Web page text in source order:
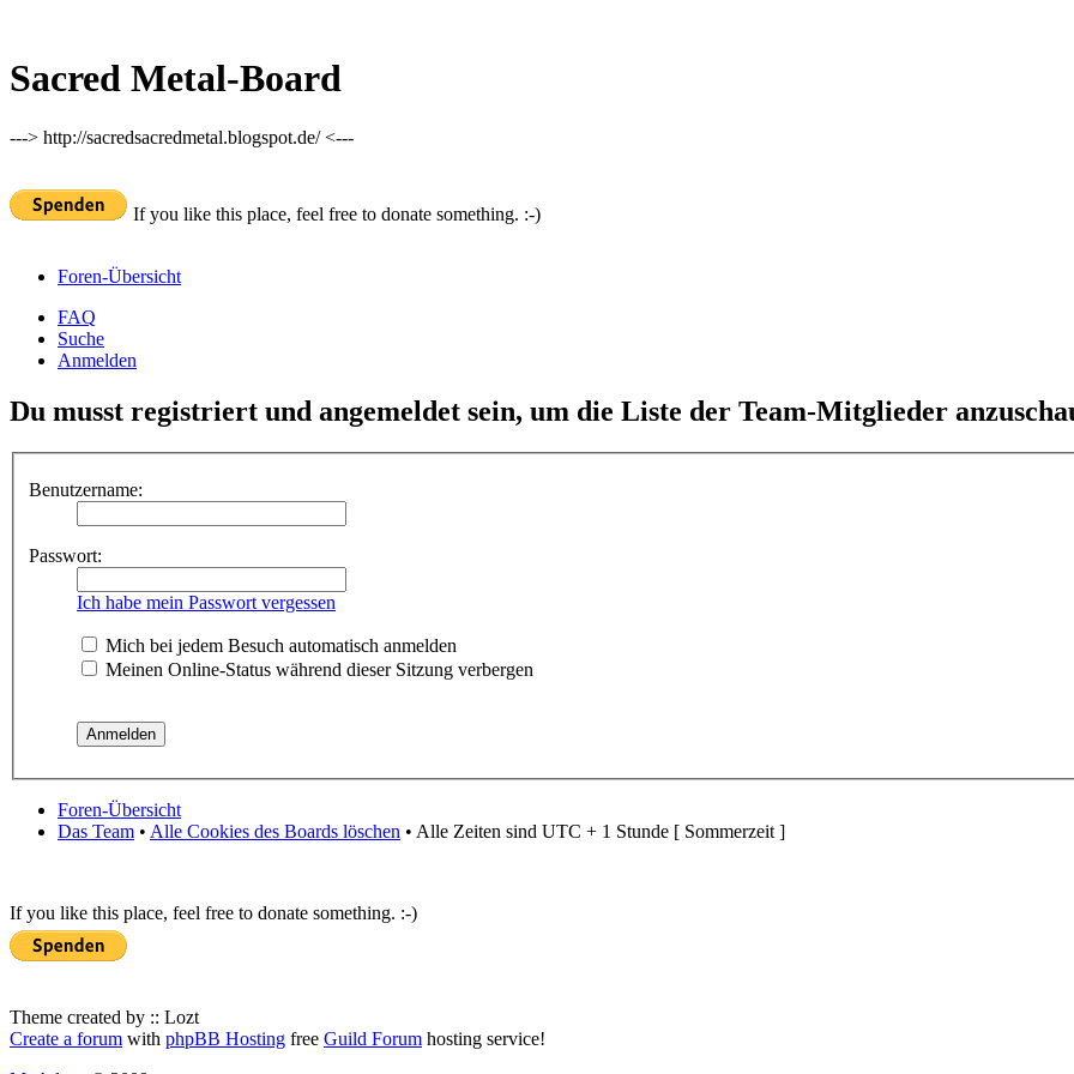
Sacred Metal-Board
---> http://sacredsacredmetal.blogspot.de/ <---
If you like this place, feel free to donate something. :-)
Foren-Übersicht
FAQ
Suche
Anmelden
Du musst registriert und angemeldet sein, um die Liste der Team-Mitglieder
Benutzername:
Passwort:
Ich habe mein Passwort vergessen
Mich bei jedem Besuch automatisch anmelden
Meinen Online-Status während dieser Sitzung verbergen
Foren-Übersicht
Das Team • Alle Cookies des Boards löschen • Alle Zeiten sind UTC + 1 Stunde [ Sommerzeit ]
If you like this place, feel free to donate something. :-)
Theme created by :: Lozt
Create a forum with phpBB Hosting free Guild Forum hosting service!